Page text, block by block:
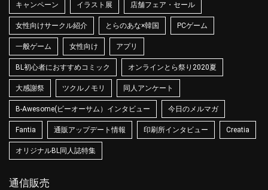
キャンペーン イラスト展 店舗フェア・セール
女性向けサークル紹介 とらのあな×韓国 PCゲーム
一般ゲーム 女性向け アプリ
BL初心者におすすめコミック オンラインとら祭り2020夏
大感謝祭 ツクルノモリ 同人アンケート
B-Awesome(ビーオーサム）インタビュー 今日のメルマガ
Fantia 通販アップデート情報 印刷所インタビュー Creatia
オリジナルBL同人誌特集
通信販売